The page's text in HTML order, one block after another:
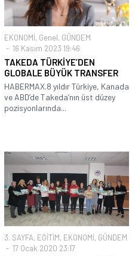
EKONOMİ, Genel, GÜNDEM
16 Kasım 2023 19:46
TAKEDA TÜRKİYE’DEN
GLOBALE BÜYÜK TRANSFER
HABERMAX.8 yıldır Türkiye, Kanada
ve ABD’de Takeda’nın üst düzey
pozisyonlarında...
3. SAYFA, EĞİTİM, EKONOMİ, GÜNDEM
17 Ocak 2020 23:17